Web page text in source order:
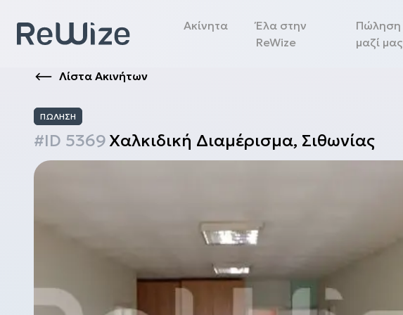
Ακίνητα
Έλα στην
ReWize
Πώληση
μαζί μας
Λίστα Ακινήτων
ΠΏΛΗΣΗ
#ID 5369 Χαλκιδική Διαμέρισμα, Σιθωνίας